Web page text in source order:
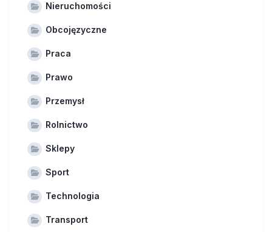
Nieruchomości
Obcojęzyczne
Praca
Prawo
Przemysł
Rolnictwo
Sklepy
Sport
Technologia
Transport